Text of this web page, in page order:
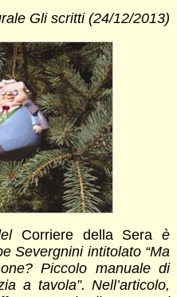
Gli scritti (24/12/2013)
Corriere della Sera è
Severgnini intitolato “Ma
Piccolo manuale di
a tavola”. Nell’articolo,